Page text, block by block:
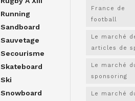
Running
Sandboard
Sauvetage
Secourisme
Skateboard
Ski
Snowboard
France de
football
Le marché
articles de
Le marché
sponsoring
Le marché